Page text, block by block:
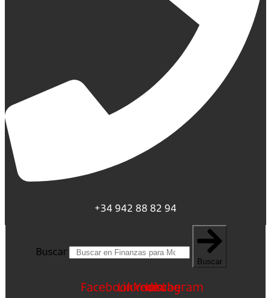
+34 942 88 82 94
Buscar
Buscar
FacebookLinkedin
Youtube
Instagram